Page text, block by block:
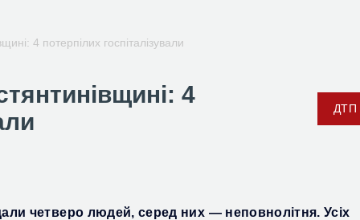
4 потерпілих госпіталізували
4
ДТП
четверо людей, серед них — неповнолітня.Усіх